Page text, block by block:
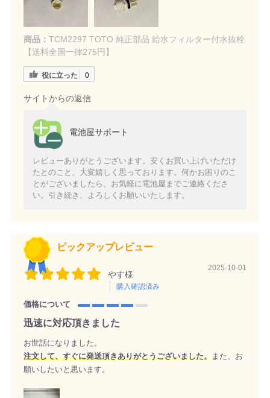
商品： TCM2297 TOTO 純正部品 給水フィルター付水抜栓
【送料全国一律275円】
役に立った 0
サイトからの返信
電池屋サポート
レビューありがとうございます。安くお買い上げいただけ
たとのこと、大変嬉しく思っております。何かお困りのこ
とがございましたら、お気軽に電池屋までご連絡くださ
い。引き続き、よろしくお願いいたします。
ピックアップレビュー
やす様
購入確認済み
2025-10-01
価格について
迅速に対応頂きました
お世話になりました。
注文して、すぐに発送頂きありがとうございました。また、お
願いしたいと思います。